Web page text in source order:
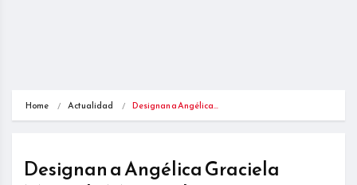
Home Actualidad Designan a Angélica…
Designan a Angélica Graciela